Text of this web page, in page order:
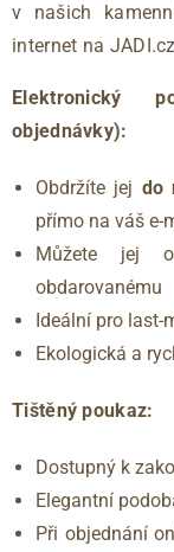
v našich
internet na
Elektronický
objednávky):
Obdržíte jej do
přímo na váš e-
Můžete jej
obdarovanému
Ideální pro last-
Ekologická a
Tištěný poukaz:
Dostupný k
Elegantní
Při objednání